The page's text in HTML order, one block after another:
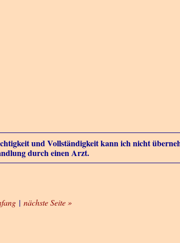
und Vollständigkeit kann ich nicht
durch einen Arzt.
| nächste Seite »